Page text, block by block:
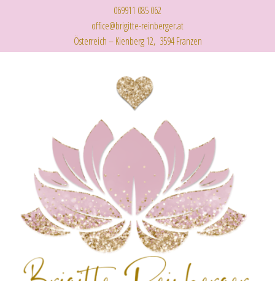
069911 085 062
office@brigitte-reinberger.at
Österreich – Kienberg 12, 3594 Franzen